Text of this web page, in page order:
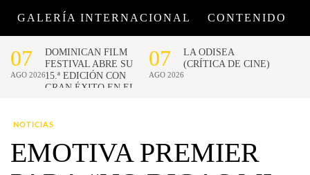
GALERÍA INTERNACIONAL CONTENIDO
NOTICIAS
EMOTIVA PREMIER